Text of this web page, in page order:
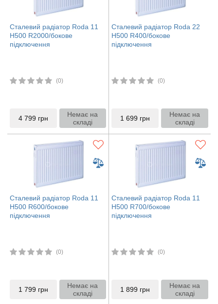
Сталевий радіатор Roda 11
H500 R2000/бокове
підключення
(0)
4 799 грн
Немає на
складі
Сталевий радіатор Roda 22
H500 R400/бокове
підключення
(0)
1 699 грн
Немає на
складі
Сталевий радіатор Roda 11
H500 R600/бокове
підключення
(0)
1 799 грн
Немає на
складі
Сталевий радіатор Roda 11
H500 R700/бокове
підключення
(0)
1 899 грн
Немає на
складі